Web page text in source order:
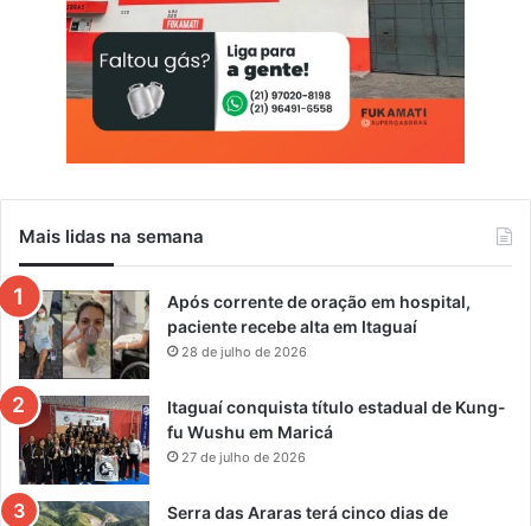
Mais lidas na semana
Após corrente de oração em hospital,
paciente recebe alta em Itaguaí
28 de julho de 2026
Itaguaí conquista título estadual de Kung-
fu Wushu em Maricá
27 de julho de 2026
Serra das Araras terá cinco dias de